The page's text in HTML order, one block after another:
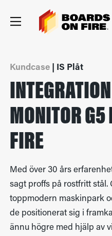
Kundcase | IS Plåt
MONITOR G5
FIRE
Med över 30 års
sagt proffs på rostfritt stål.
toppmodern maskinpark
de positionerat sig i
ännu högre med hjälp av